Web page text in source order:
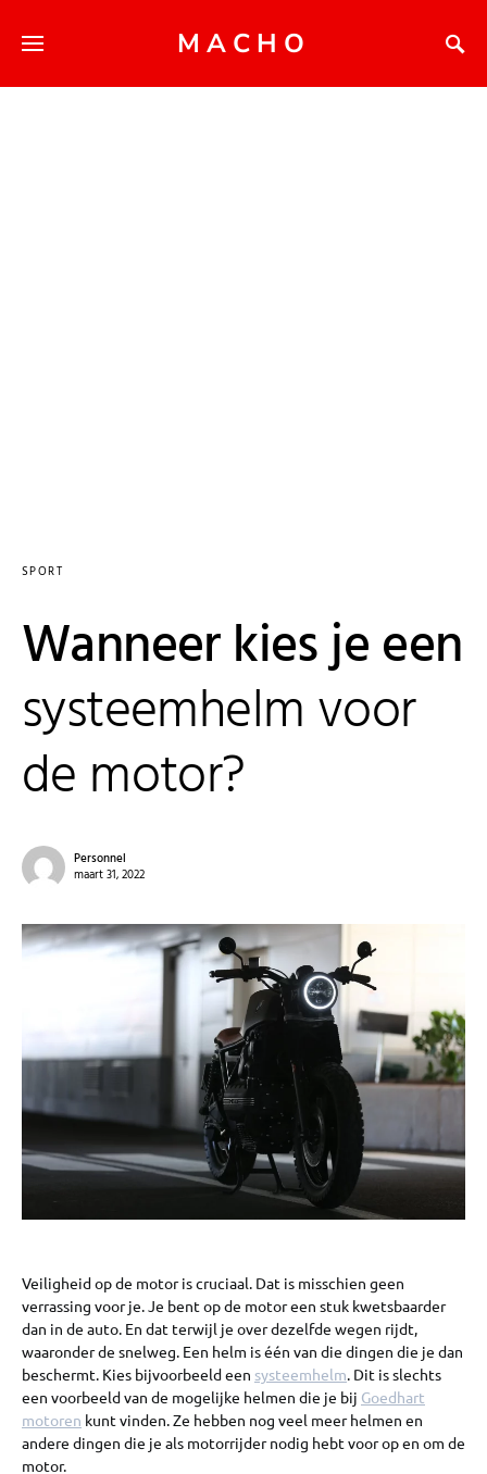
MACHO
SPORT
Wanneer kies je een
systeemhelm voor
de motor?
Personnel
maart 31, 2022
Veiligheid op de motor is cruciaal. Dat is misschien geen
verrassing voor je. Je bent op de motor een stuk kwetsbaarder
dan in de auto. En dat terwijl je over dezelfde wegen rijdt,
waaronder de snelweg. Een helm is één van die dingen die je dan
beschermt. Kies bijvoorbeeld een systeemhelm. Dit is slechts
een voorbeeld van de mogelijke helmen die je bij Goedhart
motoren kunt vinden. Ze hebben nog veel meer helmen en
andere dingen die je als motorrijder nodig hebt voor op en om de
motor.